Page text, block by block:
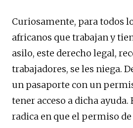
Curiosamente, para todos
africanos que trabajan y
asilo, este derecho legal,
trabajadores, se les niega.
un pasaporte con un
tener acceso a dicha ayuda.
radica en que el permiso